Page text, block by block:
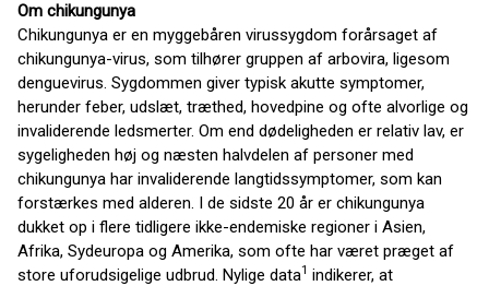
Om chikungunya
Chikungunya er en myggebåren virussygdom forårsaget af
chikungunya-virus, som tilhører gruppen af arbovira, ligesom
denguevirus. Sygdommen giver typisk akutte symptomer,
herunder feber, udslæt, træthed, hovedpine og ofte alvorlige og
invaliderende ledsmerter. Om end dødeligheden er relativ lav, er
sygeligheden høj og næsten halvdelen af personer med
chikungunya har invaliderende langtidssymptomer, som kan
forstærkes med alderen. I de sidste 20 år er chikungunya
dukket op i flere tidligere ikke-endemiske regioner i Asien,
Afrika, Sydeuropa og Amerika, som ofte har været præget af
store uforudsigelige udbrud. Nylige data1 indikerer, at